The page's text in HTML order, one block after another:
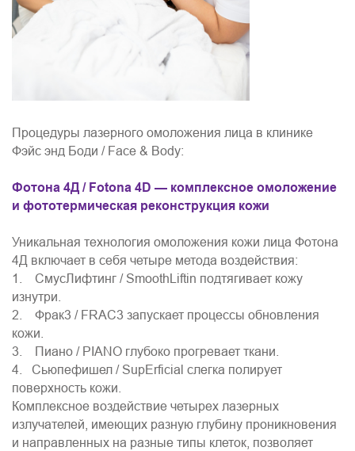
Процедуры лазерного омоложения лица в клинике
Фэйс энд Боди / Face & Body:
Фотона 4Д / Fotona 4D — комплексное омоложение
и фототермическая реконструкция кожи
Уникальная технология омоложения кожи лица Фотона
4Д включает в себя четыре метода воздействия:
1. СмусЛифтинг / SmoothLiftin подтягивает кожу
изнутри.
2. Фрак3 / FRAC3 запускает процессы обновления
кожи.
3. Пиано / PIANO глубоко прогревает ткани.
4. Сьюпефишел / SupErficial слегка полирует
поверхность кожи.
Комплексное воздействие четырех лазерных
излучателей, имеющих разную глубину проникновения
и направленных на разные типы клеток, позволяет